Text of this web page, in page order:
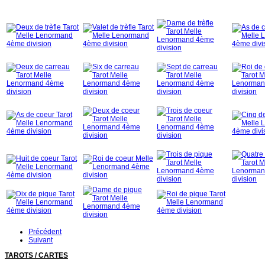
Précédent
Suivant
TAROTS / CARTES